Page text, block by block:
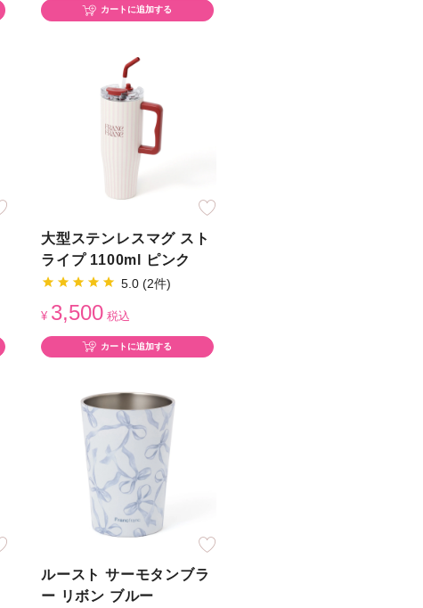
カートに追加する
大型ステンレスマグ スト
ライプ 1100ml ピンク
5.0 (2件)
¥ 3,500税込
カートに追加する
ルースト サーモタンブラ
ー リボン ブルー